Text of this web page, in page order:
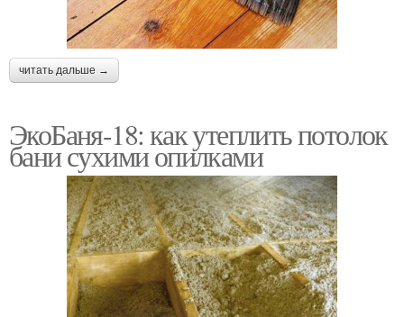
читать дальше →
ЭкоБаня-18: как утеплить потолок
бани сухими опилками